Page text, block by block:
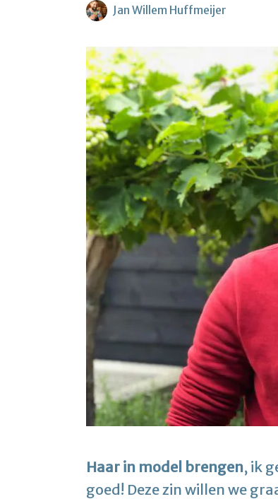
Jan Willem Huffmeijer
Haar in model brengen, ik
goed! Deze zin willen we